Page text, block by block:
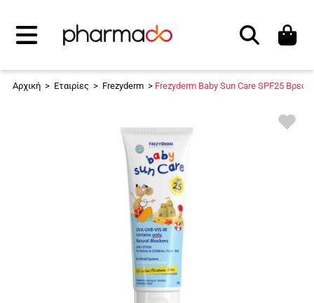
Αναζήτηση
Αρχική > Εταιρίες > Frezyderm > Frezyderm Baby Sun Care SPF25